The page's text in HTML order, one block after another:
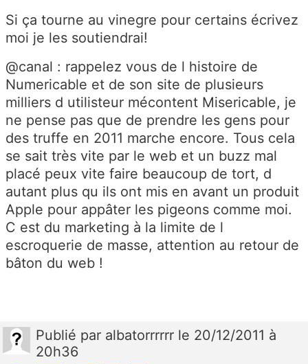
Si ça tourne au vinegre pour certains écrivez
moi je les soutiendrai!
@canal : rappelez vous de l histoire de
Numericable et de son site de plusieurs
milliers d utilisteur mécontent Misericable, je
ne pense pas que de prendre les gens pour
des truffe en 2011 marche encore. Tous cela
se sait très vite par le web et un buzz mal
placé peux vite faire beaucoup de tort, d
autant plus qu ils ont mis en avant un produit
Apple pour appâter les pigeons comme moi.
C est du marketing à la limite de l
escroquerie de masse, attention au retour de
bâton du web !
Publié par albatorrrrrr le 20/12/2011 à
20h36